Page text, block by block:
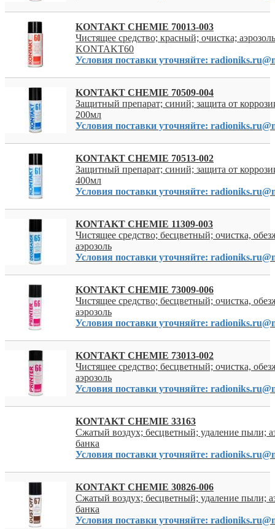
KONTAKT CHEMIE 70013-003
Чистящее средство; красный; очистка;
KONTAKT60
Условия поставки уточняйте:
KONTAKT CHEMIE 70509-004
Защитный препарат; синий; защита от
200мл
Условия поставки уточняйте:
KONTAKT CHEMIE 70513-002
Защитный препарат; синий; защита от
400мл
Условия поставки уточняйте:
KONTAKT CHEMIE 11309-003
Чистящее средство; бесцветный; очистка,
аэрозоль
Условия поставки уточняйте:
KONTAKT CHEMIE 73009-006
Чистящее средство; бесцветный; очистка,
аэрозоль
Условия поставки уточняйте:
KONTAKT CHEMIE 73013-002
Чистящее средство; бесцветный; очистка,
аэрозоль
Условия поставки уточняйте:
KONTAKT CHEMIE 33163
Сжатый воздух; бесцветный; удаление пыли;
банка
Условия поставки уточняйте:
KONTAKT CHEMIE 30826-006
Сжатый воздух; бесцветный; удаление пыли;
банка
Условия поставки уточняйте: